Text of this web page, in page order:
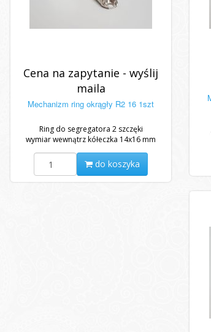
Cena na zapytanie - wyślij
maila
Mechanizm ring okrągły R2 16 1szt
Ring do segregatora 2 szczęki
wymiar wewnątrz kółeczka 14x16 mm
do koszyka